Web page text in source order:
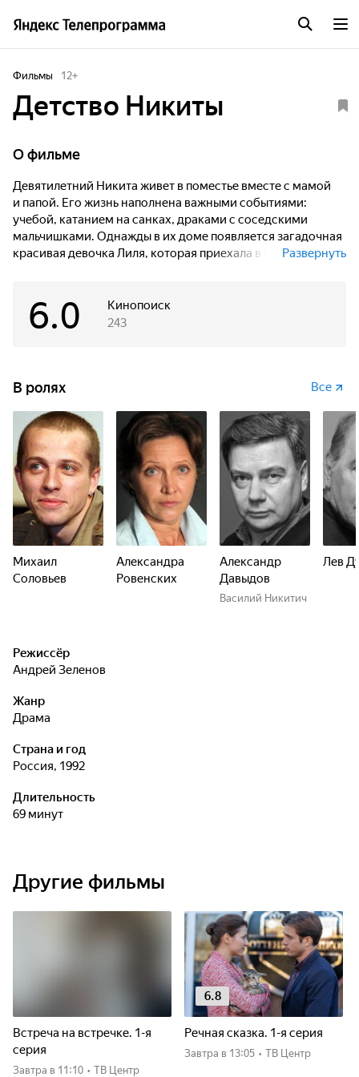
Фильмы 12+
Детство Никиты
О фильме
Девятилетний Никита живет в поместье вместе с мамой
и папой. Его жизнь наполнена важными событиями:
учебой, катанием на санках, драками с соседскими
мальчишками. Однажды в их доме появляется загадочная
красивая девочка Лиля, которая приехала в гостиРазвернуть
Кинопоиск
6.0 243
В ролях Все
Михаил
Соловьев
Александра
Ровенских
Александр
Давыдов
Василий Никитич
Лев
Режиссёр
Андрей Зеленов
Жанр
драма
Страна и год
Россия, 1992
Длительность
69 минут
Другие фильмы
Встреча на встречке. 1-я
серия
Завтра в 11:10 • ТВ Центр
6.8
Речная сказка. 1-я серия
Завтра в 13:05 • ТВ Центр